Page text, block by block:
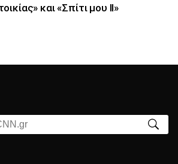
και «Σπίτι μου ΙΙ»